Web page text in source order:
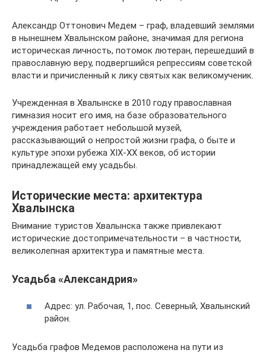
Александр Оттонович Медем – граф, владевший землями
в нынешнем Хвалынском районе, значимая для региона
историческая личность, потомок лютеран, перешедший в
православную веру, подвергшийся репрессиям советской
власти и причисленный к лику святых как великомученик.
Учрежденная в Хвалынске в 2010 году православная
гимназия носит его имя, на базе образовательного
учреждения работает небольшой музей,
рассказывающий о непростой жизни графа, о быте и
культуре эпохи рубежа XIX-XX веков, об истории
принадлежащей ему усадьбы.
Исторические места: архитектура
Хвалынска
Внимание туристов Хвалынска также привлекают
исторические достопримечательности – в частности,
великолепная архитектура и памятные места.
Усадьба «Александрия»
Адрес: ул. Рабочая, 1, пос. Северный, Хвалынский
район.
Усадьба графов Медемов расположена на пути из